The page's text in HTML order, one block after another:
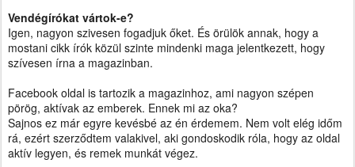
Vendégírókat vártok-e?
Igen, nagyon szivesen fogadjuk őket. És örülök annak, hogy a
mostani cikk írók közül szinte mindenki maga jelentkezett, hogy
szívesen írna a magazinban.
Facebook oldal is tartozik a magazinhoz, ami nagyon szépen
pörög, aktívak az emberek. Ennek mi az oka?
Sajnos ez már egyre kevésbé az én érdemem. Nem volt elég időm
rá, ezért szerződtem valakivel, aki gondoskodik róla, hogy az oldal
aktív legyen, és remek munkát végez.